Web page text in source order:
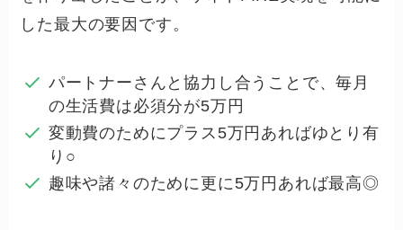
した最大の要因です。
パートナーさんと協力し合うことで、毎月
の生活費は必須分が5万円
変動費のためにプラス5万円あればゆとり有
り○
趣味や諸々のために更に5万円あれば最高◎